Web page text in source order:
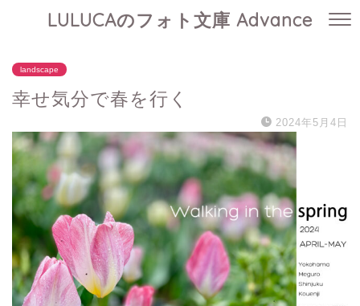
LULUCAのフォト文庫 Advance
landscape
幸せ気分で春を行く
2024年5月4日